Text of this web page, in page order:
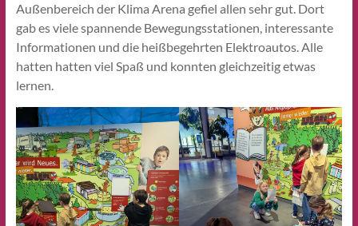
Außenbereich der Klima Arena gefiel allen sehr gut. Dort
gab es viele spannende Bewegungsstationen, interessante
Informationen und die heißbegehrten Elektroautos. Alle
hatten hatten viel Spaß und konnten gleichzeitig etwas
lernen.